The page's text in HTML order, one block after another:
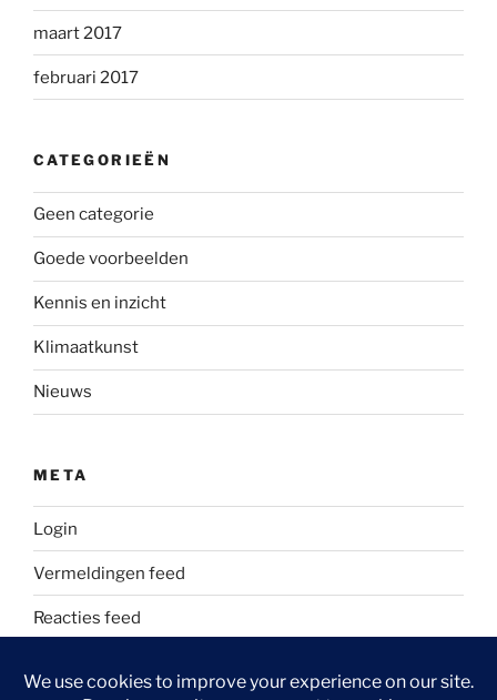
maart 2017
februari 2017
CATEGORIEËN
Geen categorie
Goede voorbeelden
Kennis en inzicht
Klimaatkunst
Nieuws
META
Login
Vermeldingen feed
Reacties feed